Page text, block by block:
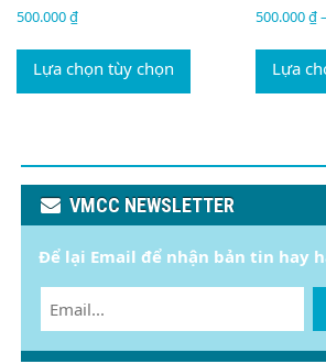
500.000₫
Lựa chọn tùy chọn
Các
tùy
có
thể
chọn
trên
500.000₫–
Lựa
VMCC NEWSLETTER
Để lại Email để nhận bản tin hay